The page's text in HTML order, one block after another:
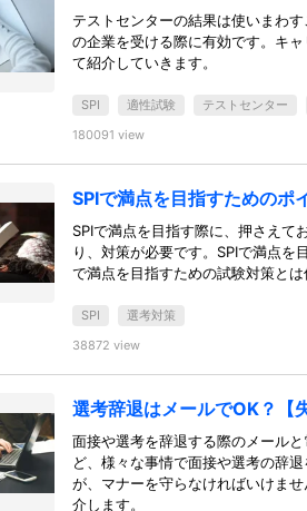
テストセンターの結果は使いまわ
の企業を受ける際に有効です。キ
て紹介していきます。
SPI 適性試験 テストセンター
180091 view
SPIで満点を目指すためのポ
SPIで満点を目指す際に、押さえて
り、対策が必要です。SPIで満点を
で満点を目指すための試験対策と
SPI
選考対策
38872 view
選考辞退はメールでOK？【
面接や選考を辞退する際のメール
ど、様々な事情で面接や選考の辞
が、マナーを守らなければいけま
介します。